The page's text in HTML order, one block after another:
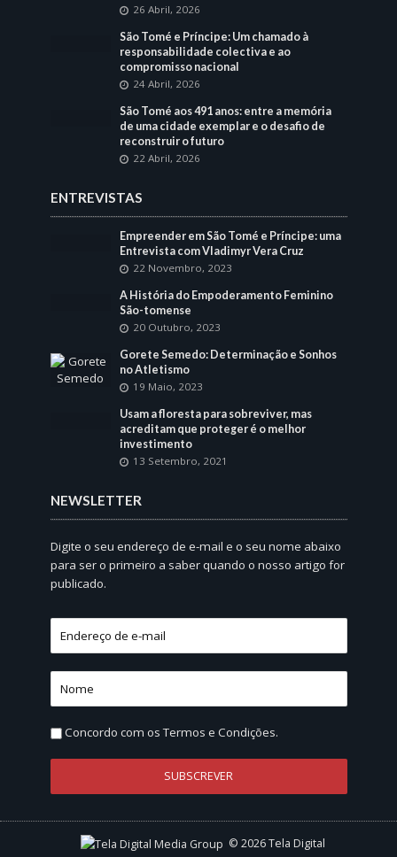
26 Abril, 2026
São Tomé e Príncipe: Um chamado à
responsabilidade colectiva e ao
compromisso nacional
24 Abril, 2026
São Tomé aos 491 anos: entre a memória
de uma cidade exemplar e o desafio de
reconstruir o futuro
22 Abril, 2026
ENTREVISTAS
Empreender em São Tomé e Príncipe: uma
Entrevista com Vladimyr Vera Cruz
22 Novembro, 2023
A História do Empoderamento Feminino
São-tomense
20 Outubro, 2023
Gorete Semedo: Determinação e Sonhos
no Atletismo
19 Maio, 2023
Usam a floresta para sobreviver, mas
acreditam que proteger é o melhor
investimento
13 Setembro, 2021
NEWSLETTER
Digite o seu endereço de e-mail e o seu nome abaixo
para ser o primeiro a saber quando o nosso artigo for
publicado.
Concordo com osTermos e Condições.
© 2026 Tela Digital